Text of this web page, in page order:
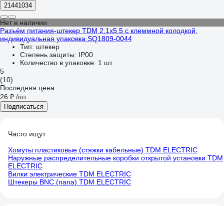
21441034
Нет в наличии
Разъём питания-штекер TDM 2.1x5.5 с клеммной колодкой,
индивидуальная упаковка SQ1809-0044
Тип: штекер
Степень защиты: IP00
Количество в упаковке: 1 шт
5
(10)
Последняя цена
26 ₽ /шт
Подписаться
Часто ищут
Хомуты пластиковые (стяжки кабельные) TDM ELECTRIC
Наружные распределительные коробки открытой установки TDM
ELECTRIC
Вилки электрические TDM ELECTRIC
Штекеры BNC (папа) TDM ELECTRIC